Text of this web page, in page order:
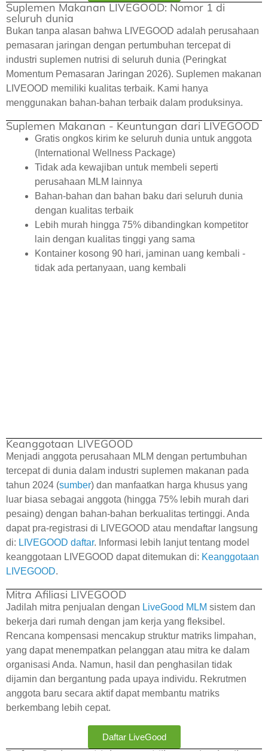
Suplemen Makanan LIVEGOOD: Nomor 1 di
seluruh dunia
Bukan tanpa alasan bahwa LIVEGOOD adalah perusahaan
pemasaran jaringan dengan pertumbuhan tercepat di
industri suplemen nutrisi di seluruh dunia (Peringkat
Momentum Pemasaran Jaringan 2026). Suplemen makanan
LIVEOOD memiliki kualitas terbaik. Kami hanya
menggunakan bahan-bahan terbaik dalam produksinya.
Suplemen Makanan - Keuntungan dari LIVEGOOD
Gratis ongkos kirim ke seluruh dunia untuk anggota
(International Wellness Package)
Tidak ada kewajiban untuk membeli seperti
perusahaan MLM lainnya
Bahan-bahan dan bahan baku dari seluruh dunia
dengan kualitas terbaik
Lebih murah hingga 75% dibandingkan kompetitor
lain dengan kualitas tinggi yang sama
Kontainer kosong 90 hari, jaminan uang kembali -
tidak ada pertanyaan, uang kembali
Keanggotaan LIVEGOOD
Menjadi anggota perusahaan MLM dengan pertumbuhan
tercepat di dunia dalam industri suplemen makanan pada
tahun 2024 (sumber) dan manfaatkan harga khusus yang
luar biasa sebagai anggota (hingga 75% lebih murah dari
pesaing) dengan bahan-bahan berkualitas tertinggi. Anda
dapat pra-registrasi di LIVEGOOD atau mendaftar langsung
di: LIVEGOOD daftar. Informasi lebih lanjut tentang model
keanggotaan LIVEGOOD dapat ditemukan di: Keanggotaan
LIVEGOOD.
Mitra Afiliasi LIVEGOOD
Jadilah mitra penjualan dengan LiveGood MLM sistem dan
bekerja dari rumah dengan jam kerja yang fleksibel.
Rencana kompensasi mencakup struktur matriks limpahan,
yang dapat menempatkan pelanggan atau mitra ke dalam
organisasi Anda. Namun, hasil dan penghasilan tidak
dijamin dan bergantung pada upaya individu. Rekrutmen
anggota baru secara aktif dapat membantu matriks
berkembang lebih cepat.
Daftar LiveGood